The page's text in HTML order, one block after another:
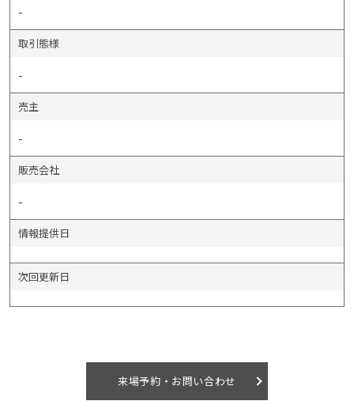
-
取引態様
-
売主
-
販売会社
-
情報提供日
次回更新日
来場予約・お問い合わせ